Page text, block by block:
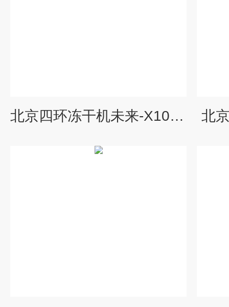
北京四环冻干机未来-X10标准型 北